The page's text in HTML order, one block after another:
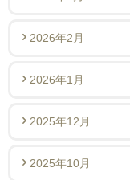
2026年2月
2026年1月
2025年12月
2025年10月